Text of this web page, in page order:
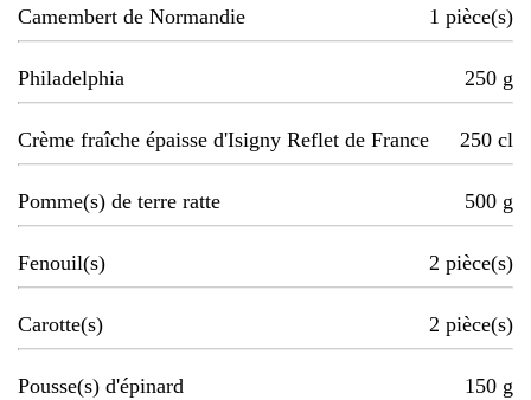
Camembert de Normandie 1 pièce(s)
Philadelphia 250 g
Crème fraîche épaisse d'Isigny Reflet de France 250 cl
Pomme(s) de terre ratte 500 g
Fenouil(s) 2 pièce(s)
Carotte(s) 2 pièce(s)
Pousse(s) d'épinard 150 g